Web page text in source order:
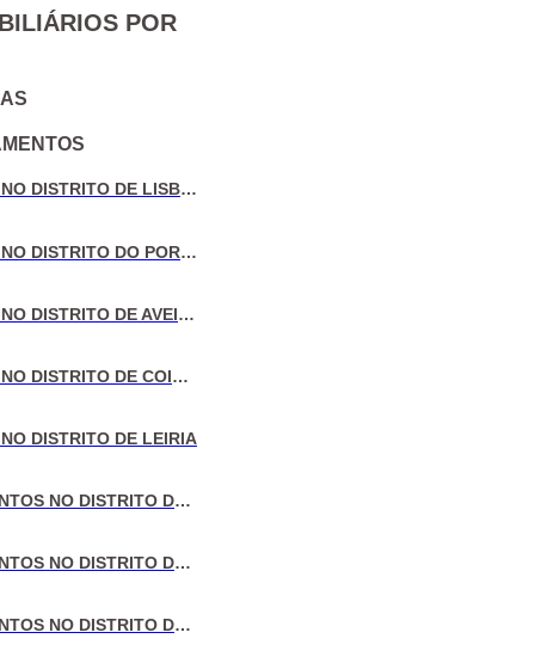
POR
VENDA DE MORADIAS NO DISTRITO DE LISBOA
VENDA DE MORADIAS NO DISTRITO DO PORTO
VENDA DE MORADIAS NO DISTRITO DE AVEIRO
VENDA DE MORADIAS NO DISTRITO DE COIMBRA
DISTRITO DE LEIRIA
VENDA DE APARTAMENTOS NO DISTRITO DE LISBOA
VENDA DE APARTAMENTOS NO DISTRITO DO PORTO
VENDA DE APARTAMENTOS NO DISTRITO DE AVEIRO